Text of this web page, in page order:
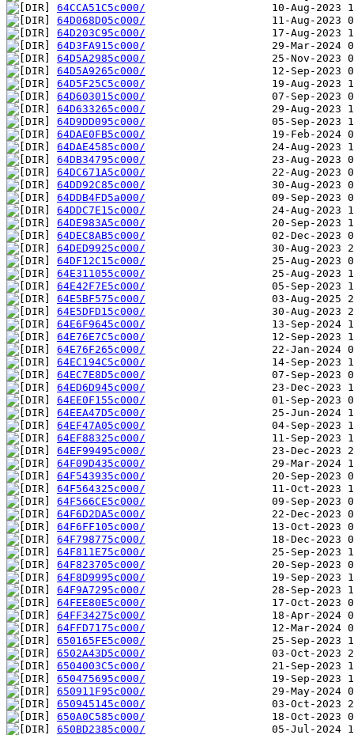
64CCA51C5c000/
64D068D05c000/
64D203C95c000/
64D3FA915c000/
64D5A2985c000/
64D5A9265c000/
64D5F25C5c000/
64D603015c000/
64D633265c000/
64D9DD095c000/
64DAE0FB5c000/
64DAE4585c000/
64DB34795c000/
64DC671A5c000/
64DD92C85c000/
64DDB4FD5a000/
64DDC7E15c000/
64DE983A5c000/
64DEC8AB5c000/
64DED9925c000/
64DF12C15c000/
64E311055c000/
64E42F7E5c000/
64E5BF575c000/
64E5DFD15c000/
64E6F9645c000/
64E76E7C5c000/
64E76F265c000/
64EC194C5c000/
64EC7E8D5c000/
64ED6D945c000/
64EE0F155c000/
64EEA47D5c000/
64EF47A05c000/
64EF88325c000/
64EF99495c000/
64F09D435c000/
64F543935c000/
64F564325c000/
64F566CE5c000/
64F6D2DA5c000/
64F6FF105c000/
64F798775c000/
64F811E75c000/
64F823705c000/
64F8D9995c000/
64F9A7295c000/
64FEE80E5c000/
64FF34275c000/
64FFD7175c000/
650165FE5c000/
6502A43D5c000/
6504003C5c000/
650475695c000/
650911F95c000/
650945145c000/
650A0C585c000/
650BD2385c000/